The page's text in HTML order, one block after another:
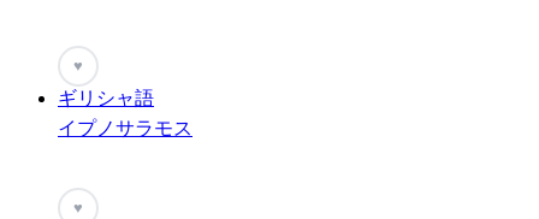
♥
ギリシャ語
イプノサラモス
♥